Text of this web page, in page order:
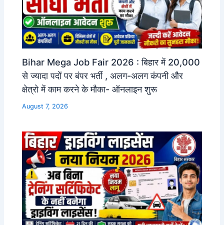
Bihar Mega Job Fair 2026 : बिहार में 20,000
से ज्यादा पदों पर बंपर भर्ती , अलग-अलग कंपनी और
क्षेत्रो में काम करने के मौका- ऑनलाइन शुरू
August 7, 2026